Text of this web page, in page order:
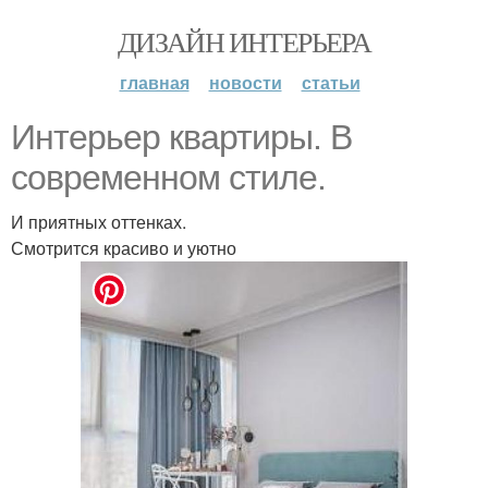
ДИЗАЙН ИНТЕРЬЕРА
главная новости статьи
Интерьер квартиры. В
современном стиле.
И приятных оттенках.
Смотрится красиво и уютно